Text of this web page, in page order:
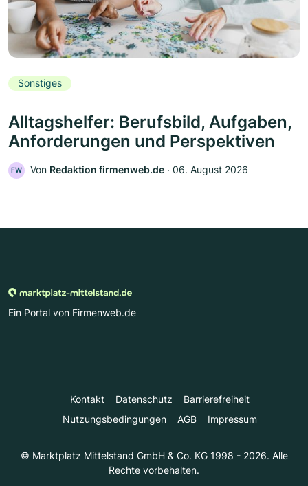
Sonstiges
Alltagshelfer: Berufsbild, Aufgaben,
Anforderungen und Perspektiven
FW Von Redaktion firmenweb.de ‧ 06. August 2026
Ein Portal von Firmenweb.de
Kontakt Datenschutz
Barrierefreiheit
Nutzungsbedingungen
AGB Impressum
© Marktplatz Mittelstand GmbH & Co. KG 1998 - 2026. Alle
Rechte vorbehalten.